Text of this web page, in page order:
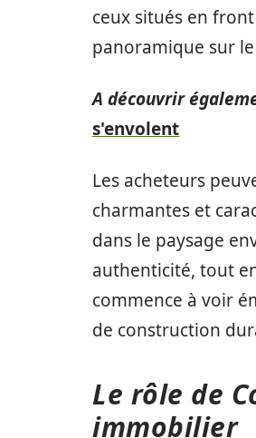
ceux situés en
panoramique sur
A découvrir
s'envolent
Les acheteurs
charmantes et
dans le paysage
authenticité, tout
commence à voir
de construction
Le rôle de
immobilier